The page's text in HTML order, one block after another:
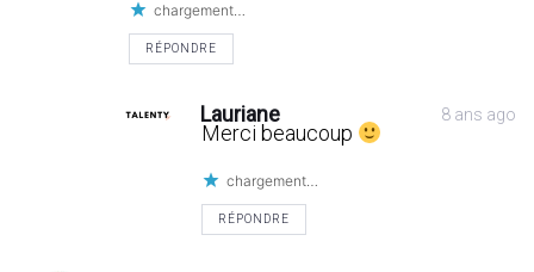
chargement…
RÉPONDRE
Lauriane 8 ans ago
Merci beaucoup
chargement…
RÉPONDRE